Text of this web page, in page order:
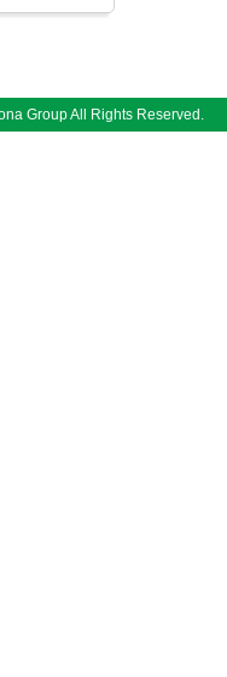
Group All Rights Reserved.